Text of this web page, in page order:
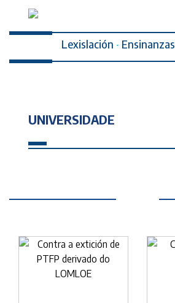
CONTACTO
Lexislación · Ensinanzas
UNIVERSIDADE